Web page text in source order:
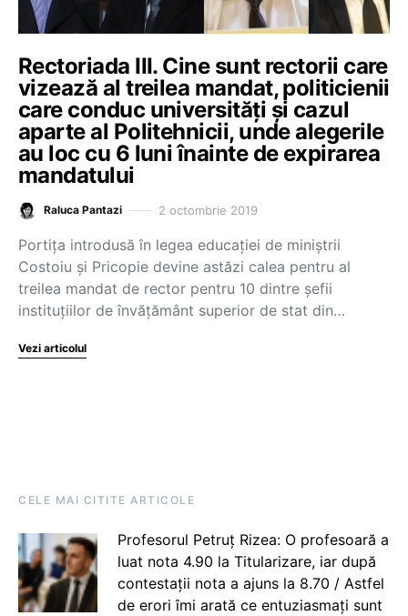
Rectoriada III. Cine sunt rectorii care
vizează al treilea mandat, politicienii
care conduc universități și cazul
aparte al Politehnicii, unde alegerile
au loc cu 6 luni înainte de expirarea
mandatului
Raluca Pantazi 2 octombrie 2019
Portița introdusă în legea educației de miniștrii
Costoiu și Pricopie devine astăzi calea pentru al
treilea mandat de rector pentru 10 dintre șefii
instituțiilor de învățământ superior de stat din…
Vezi articolul
CELE MAI CITITE ARTICOLE
Profesorul Petruț Rizea: O profesoară a
luat nota 4.90 la Titularizare, iar după
contestații nota a ajuns la 8.70 / Astfel
de erori îmi arată ce entuziasmați sunt